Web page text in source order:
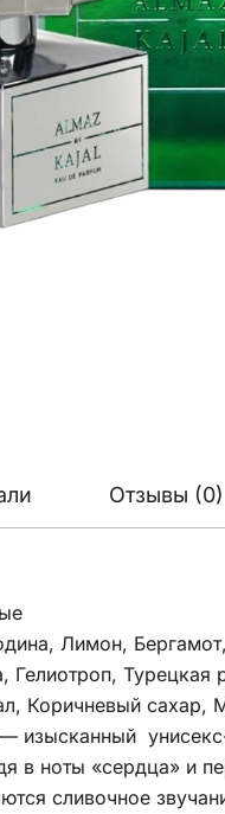
Отзывы (0)
Лимон,
Турецкая
Коричневый сахар,
изысканный
в ноты «сердца» и
сливочное